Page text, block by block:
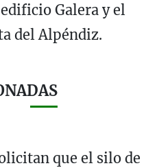
Galera y el
del Alpéndiz.
que el silo de